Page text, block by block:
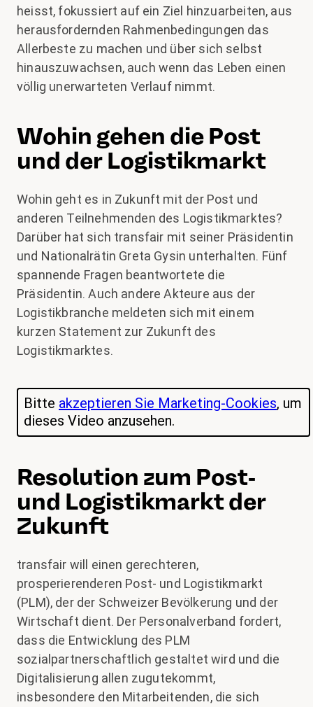
heisst, fokussiert auf ein Ziel hinzuarbeiten, aus
herausfordernden Rahmenbedingungen das
Allerbeste zu machen und über sich selbst
hinauszuwachsen, auch wenn das Leben einen
völlig unerwarteten Verlauf nimmt.
Wohin gehen die Post
und der Logistikmarkt
Wohin geht es in Zukunft mit der Post und
anderen Teilnehmenden des Logistikmarktes?
Darüber hat sich transfair mit seiner Präsidentin
und Nationalrätin Greta Gysin unterhalten. Fünf
spannende Fragen beantwortete die
Präsidentin. Auch andere Akteure aus der
Logistikbranche meldeten sich mit einem
kurzen Statement zur Zukunft des
Logistikmarktes.
Bitte akzeptieren Sie Marketing-Cookies, um
dieses Video anzusehen.
Resolution zum Post-
und Logistikmarkt der
Zukunft
transfair will einen gerechteren,
prosperierenderen Post- und Logistikmarkt
(PLM), der der Schweizer Bevölkerung und der
Wirtschaft dient. Der Personalverband fordert,
dass die Entwicklung des PLM
sozialpartnerschaftlich gestaltet wird und die
Digitalisierung allen zugutekommt,
insbesondere den Mitarbeitenden, die sich